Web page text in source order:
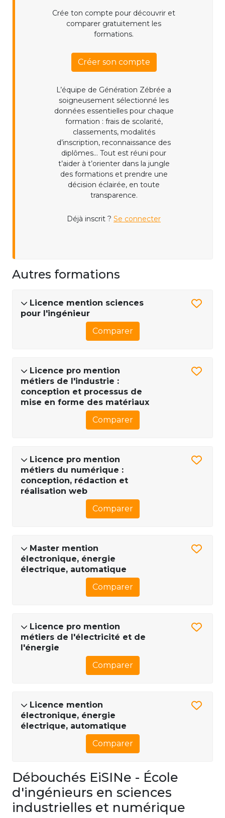
Crée ton compte pour découvrir et
comparer gratuitement les
formations.
Créer son compte
L’équipe de Génération Zébrée a
soigneusement sélectionné les
données essentielles pour chaque
formation : frais de scolarité,
classements, modalités
d’inscription, reconnaissance des
diplômes... Tout est réuni pour
t’aider à t’orienter dans la jungle
des formations et prendre une
décision éclairée, en toute
transparence.
Déjà inscrit ? Se connecter
Autres formations
Licence mention sciences
pour l'ingénieur
Comparer
Licence pro mention
métiers de l'industrie :
conception et processus de
mise en forme des matériaux
Comparer
Licence pro mention
métiers du numérique :
conception, rédaction et
réalisation web
Comparer
Master mention
électronique, énergie
électrique, automatique
Comparer
Licence pro mention
métiers de l'électricité et de
l'énergie
Comparer
Licence mention
électronique, énergie
électrique, automatique
Comparer
Débouchés EiSINe - École
d'ingénieurs en sciences
industrielles et numérique